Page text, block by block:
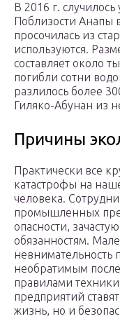
В 2016 г.
Поблизости Анапы
просочилась из
используются.
составляет около
погибли сотни
разлилось более
Гиляко-Абунан из
Причины
Практически все
катастрофы на
человека.
промышленных
опасности,
обязанностям.
невнимательность
необратимым
правилами
предприятий
жизнь, но и